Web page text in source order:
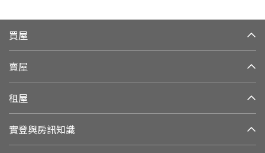
買屋
賣屋
租屋
實登與房訊知識